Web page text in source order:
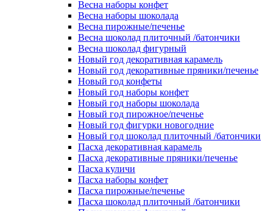
Весна наборы конфет
Весна наборы шоколада
Весна пирожные/печенье
Весна шоколад плиточный /батончики
Весна шоколад фигурный
Новый год декоративная карамель
Новый год декоративные пряники/печенье
Новый год конфеты
Новый год наборы конфет
Новый год наборы шоколада
Новый год пирожное/печенье
Новый год фигурки новогодние
Новый год шоколад плиточный /батончики
Пасха декоративная карамель
Пасха декоративные пряники/печенье
Пасха куличи
Пасха наборы конфет
Пасха пирожные/печенье
Пасха шоколад плиточный /батончики